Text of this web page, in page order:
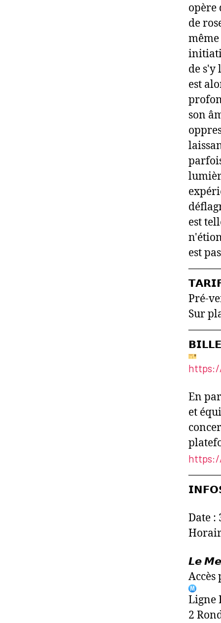
opère
de
de s'y
est
son
est
est
Pré-
Sur
En
et
Date :
𝙇𝙚
Accès
Ligne
2